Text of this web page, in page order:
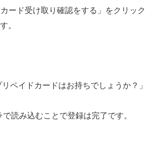
ード受け取り確認をする」をクリック
。
ペイドカードはお持ちでしょうか？」
読み込むことで登録は完了です。